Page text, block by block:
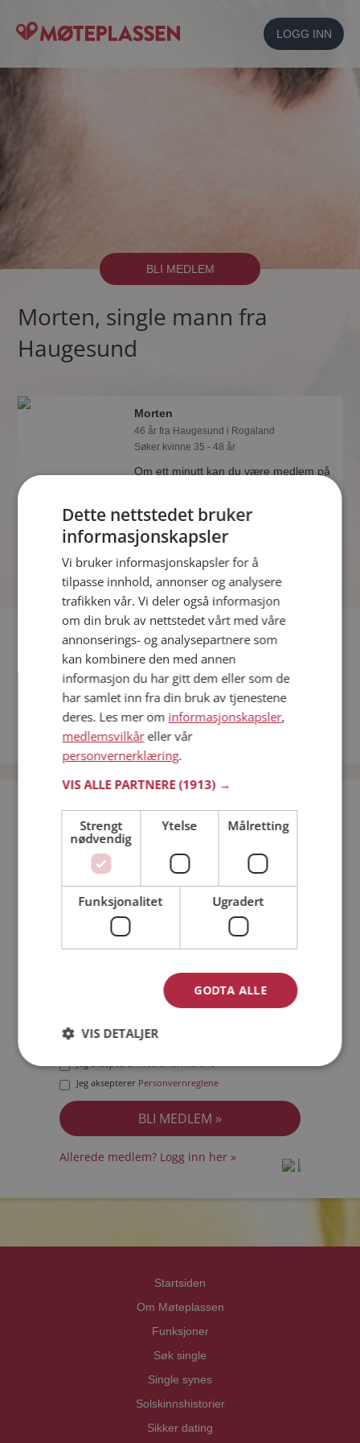
LOGG INN
BLI MEDLEM
Morten, single mann fra
Haugesund
Morten
46 år fra Haugesund i Rogaland
Søker kvinne 35 - 48 år
Om ett minutt kan du være medlem på
lettere å finne kjærligheten på nettet!
Fler single
Flere singlemenn fra Haugesund:Daniel,Erduher,Stian
Kvinner fra Haugesund
Date kvinner i Norge
Date menn i Norge
Bli medlem gratis!
Jeg er en: Mann Kvinne
Min alder:
Jeg akseptererMedlemsvilkårene
Jeg aksepterer Personvernreglene
Allerede medlem? Logg inn her »
Startsiden
Om Møteplassen
Funksjoner
Søk single
Single synes
Solskinnshistorier
Sikker dating
Dette nettstedet bruker
informasjonskapsler
Vi bruker informasjonskapsler for å
tilpasse innhold, annonser og analysere
trafikken vår. Vi deler også informasjon
om din bruk av nettstedet vårt med våre
annonserings- og analysepartnere som
kan kombinere den med annen
informasjon du har gitt dem eller som de
har samlet inn fra din bruk av tjenestene
deres. Les mer om informasjonskapsler,
medlemsvilkåreller vår
personvernerklæring.
VIS ALLE PARTNERE(1913) →
Strengt
nødvendig
Ytelse Målretting
Funksjonalitet Ugradert
GODTA ALLE
VIS DETALJER